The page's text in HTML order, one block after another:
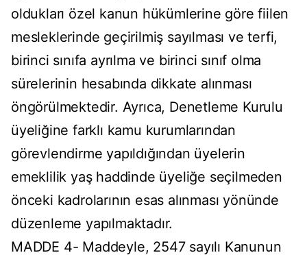
oldukları özel kanun hükümlerine göre fiilen
mesleklerinde geçirilmiş sayılması ve terfi,
birinci sınıfa ayrılma ve birinci sınıf olma
sürelerinin hesabında dikkate alınması
öngörülmektedir. Ayrıca, Denetleme Kurulu
üyeliğine farklı kamu kurumlarından
görevlendirme yapıldığından üyelerin
emeklilik yaş haddinde üyeliğe seçilmeden
önceki kadrolarının esas alınması yönünde
düzenleme yapılmaktadır.
MADDE 4- Maddeyle, 2547 sayılı Kanunun